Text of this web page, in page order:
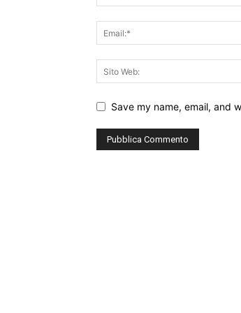
Save my name, email, and